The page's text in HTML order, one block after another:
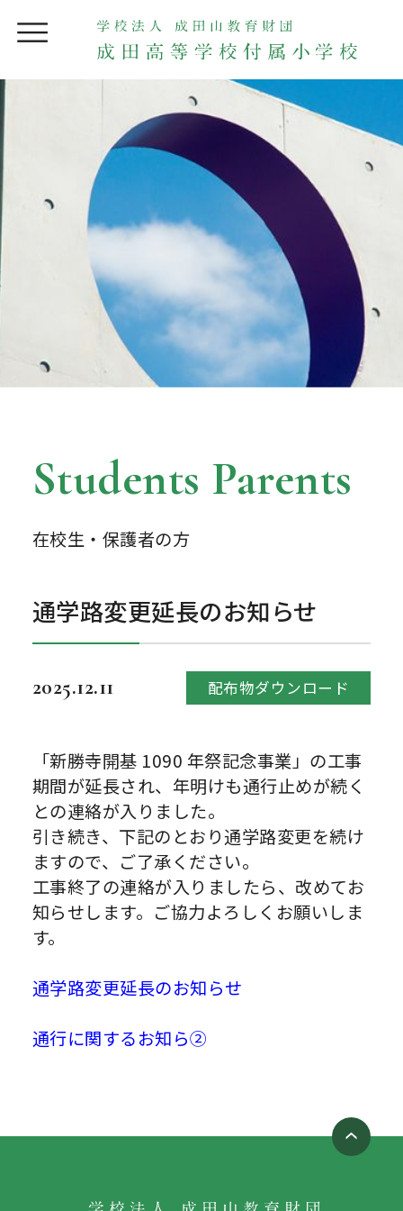
Students Parents
在校生・保護者の方
通学路変更延長のお知らせ
2025.12.11 配布物ダウンロード
「新勝寺開基 1090 年祭記念事業」の工事
期間が延長され、年明けも通行止めが続く
との連絡が入りました。
引き続き、下記のとおり通学路変更を続け
ますので、ご了承ください。
工事終了の連絡が入りましたら、改めてお
知らせします。ご協力よろしくお願いしま
す。
通学路変更延長のお知らせ
通行に関するお知ら②